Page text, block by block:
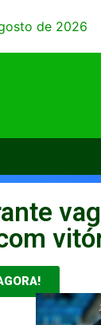
de 2026